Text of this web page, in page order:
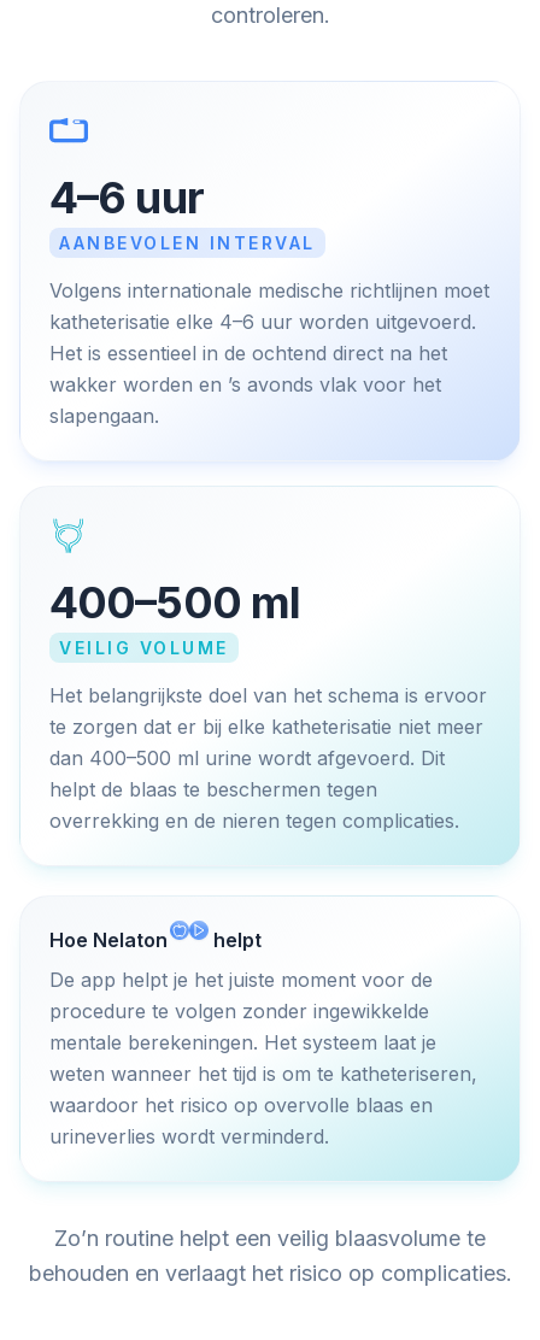
controleren.
4–6 uur
AANBEVOLEN INTERVAL
Volgens internationale medische richtlijnen moet
katheterisatie elke 4–6 uur worden uitgevoerd.
Het is essentieel in de ochtend direct na het
wakker worden en ’s avonds vlak voor het
slapengaan.
400–500 ml
VEILIG VOLUME
Het belangrijkste doel van het schema is ervoor
te zorgen dat er bij elke katheterisatie niet meer
dan 400–500 ml urine wordt afgevoerd. Dit
helpt de blaas te beschermen tegen
overrekking en de nieren tegen complicaties.
Hoe Nelaton
helpt
De app helpt je het juiste moment voor de
procedure te volgen zonder ingewikkelde
mentale berekeningen. Het systeem laat je
weten wanneer het tijd is om te katheteriseren,
waardoor het risico op overvolle blaas en
urineverlies wordt verminderd.
Zo’n routine helpt een veilig blaasvolume te
behouden en verlaagt het risico op complicaties.